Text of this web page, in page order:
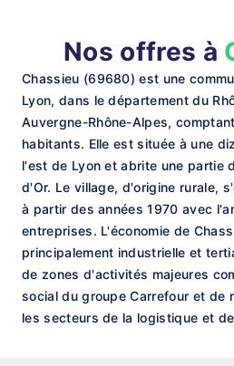
Nos offres à
Chassieu (69680) est une
Lyon, dans le département du
Auvergne-Rhône-Alpes,
habitants. Elle est située à une
l'est de Lyon et abrite une partie
d'Or. Le village, d'origine rurale,
à partir des années 1970 avec
entreprises. L'économie de
principalement industrielle et
de zones d'activités majeures
social du groupe Carrefour et de
les secteurs de la logistique et